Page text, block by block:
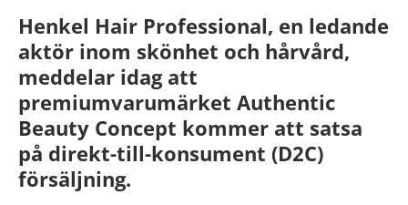
Henkel Hair Professional, en ledande
aktör inom skönhet och hårvård,
meddelar idag att
premiumvarumärket Authentic
Beauty Concept kommer att satsa
på direkt-till-konsument (D2C)
försäljning.